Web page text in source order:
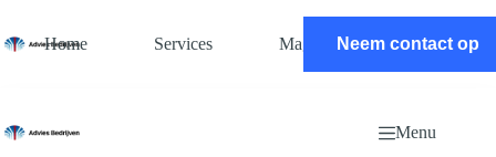
de
Home Services Magazine Contact
Neem contact op
Menu